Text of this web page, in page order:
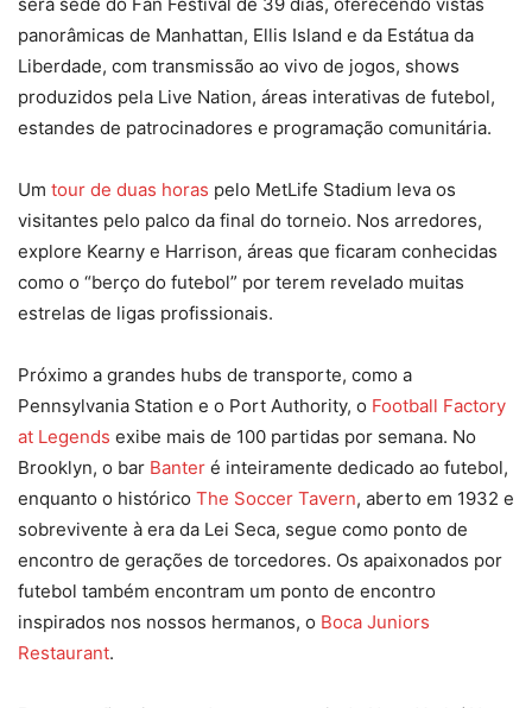
panorâmicas de Manhattan, Ellis Island e da Estátua da
Liberdade, com transmissão ao vivo de jogos, shows
produzidos pela Live Nation, áreas interativas de futebol,
estandes de patrocinadores e programação comunitária.​
Um tour de duas horas pelo MetLife Stadium leva os
visitantes pelo palco da final do torneio. Nos arredores,
explore Kearny e Harrison, áreas que ficaram conhecidas
como o “berço do futebol” por terem revelado muitas
estrelas de ligas profissionais.​
Próximo a grandes hubs de transporte, como a
Pennsylvania Station e o Port Authority, o Football Factory
at Legends exibe mais de 100 partidas por semana. No
Brooklyn, o bar Banter é inteiramente dedicado ao futebol,
enquanto o histórico The Soccer Tavern, aberto em 1932 e
sobrevivente à era da Lei Seca, segue como ponto de
encontro de gerações de torcedores.​ Os apaixonados por
futebol também encontram um ponto de encontro
inspirados nos nossos hermanos, o Boca Juniors
Restaurant.